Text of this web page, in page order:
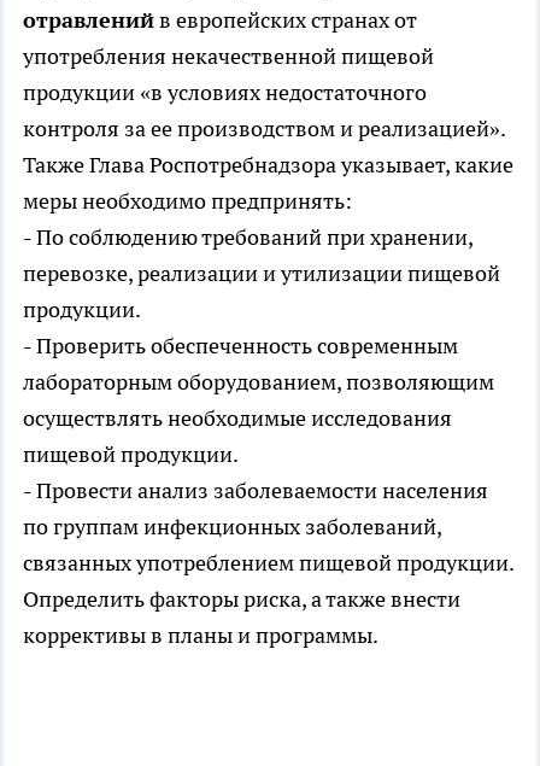
отравленийв европейских странах от
употребления некачественной пищевой
продукции «в условиях недостаточного
контроля за ее производством и реализацией».
Также Глава Роспотребнадзора указывает, какие
меры необходимо предпринять:
- По соблюдению требований при хранении,
перевозке, реализации и утилизации пищевой
продукции.
- Проверить обеспеченность современным
лабораторным оборудованием, позволяющим
осуществлять необходимые исследования
пищевой продукции.
- Провести анализ заболеваемости населения
по группам инфекционных заболеваний,
связанных употреблением пищевой продукции.
Определить факторы риска, а также внести
коррективы в планы и программы.